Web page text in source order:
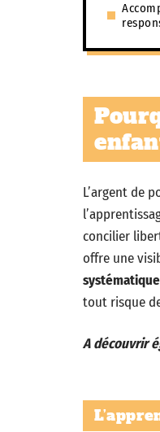
L’argent de
concilier
offre une
systématique
tout risque
A découvrir